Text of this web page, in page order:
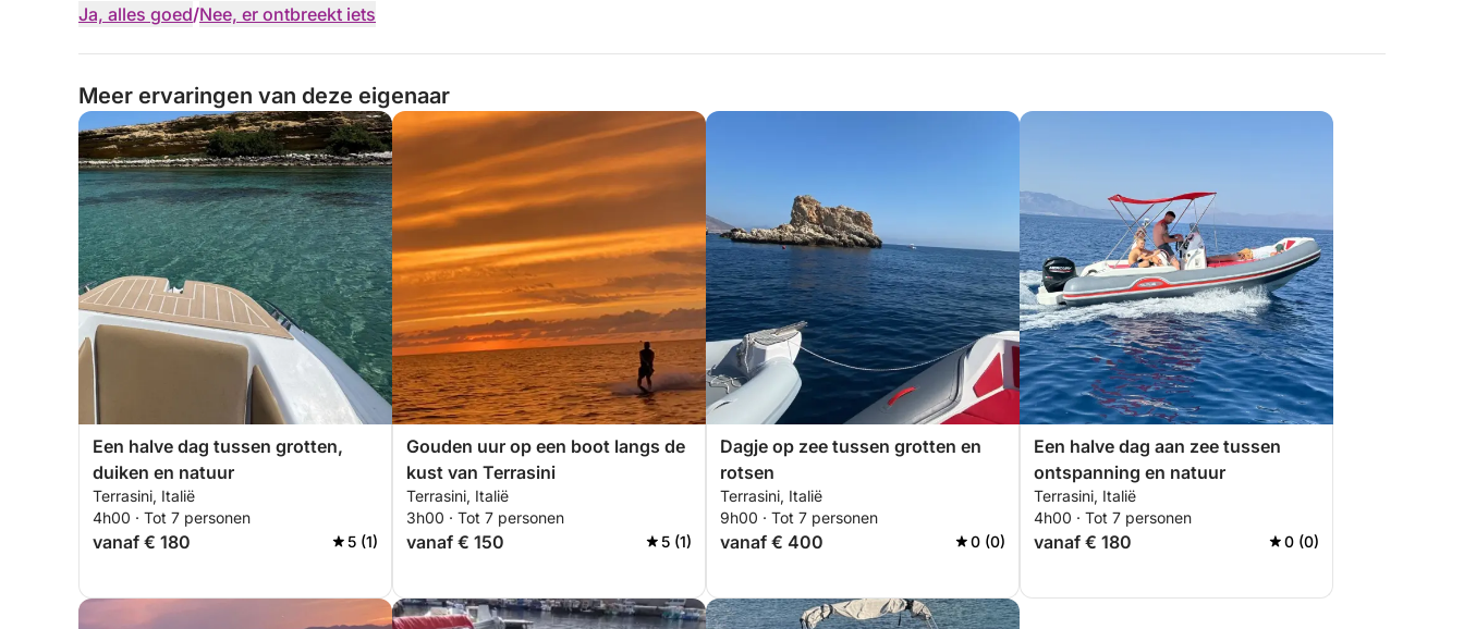
Ja, alles goed/Nee, er ontbreekt iets
Meer ervaringen van deze eigenaar
Een halve dag tussen grotten,
duiken en natuur
Terrasini, Italië
4h00 · Tot 7 personen
vanaf € 180 5 (1)
Gouden uur op een boot langs de
kust van Terrasini
Terrasini, Italië
3h00 · Tot 7 personen
vanaf € 150 5 (1)
Dagje op zee tussen grotten en
rotsen
Terrasini, Italië
9h00 · Tot 7 personen
vanaf € 400 0 (0)
Een halve dag aan zee tussen
ontspanning en natuur
Terrasini, Italië
4h00 · Tot 7 personen
vanaf € 180 0 (0)